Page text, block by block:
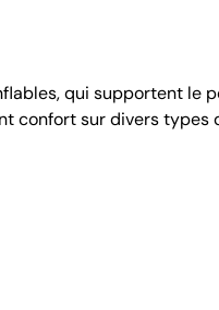
qui supportent le
confort sur divers types